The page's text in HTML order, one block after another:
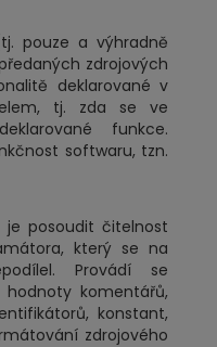
pouze a výhradně
zdrojových
deklarované v
tj. zda se ve
funkce.
softwaru, tzn.
posoudit čitelnost
který se na
Provádí se
komentářů,
konstant,
zdrojového